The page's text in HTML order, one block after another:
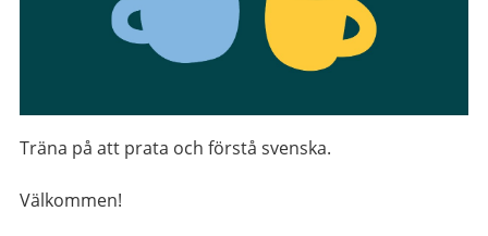
Träna på att prata och förstå svenska.
Välkommen!